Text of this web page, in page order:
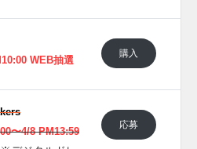
WEB抽選
購入
〜4/8 PM13:59
応募